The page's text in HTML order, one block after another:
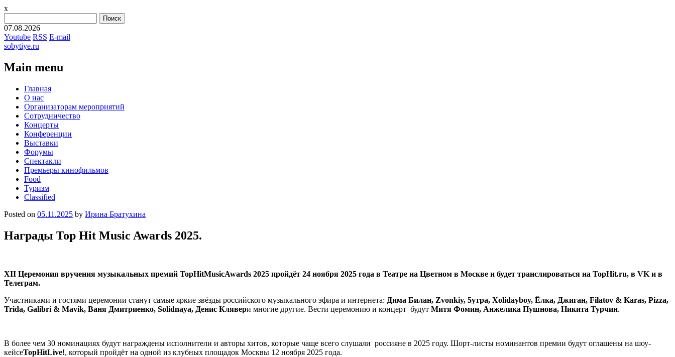
x
07.08.2026
Youtube RSS E-mail
sobytiye.ru
Main menu
Skip
content
Главная
О нас
Организаторам мероприятий
Сотрудничество
Концерты
Конференции
Выставки
Форумы
Спектакли
Премьеры кинофильмов
Food
Туризм
Сlassified
Posted on 05.11.2025 by Ирина Братухина
Награды Top Hit Music Awards 2025.
XII Церемония вручения музыкальных премий TopHitMusicAwards 2025 пройдёт 24 ноября 2025 года в Театре на Цветном в Москве и будет транслироваться на TopHit.ru, в VK и в
Телеграм.
Участниками и гостями церемонии станут самые яркие звёзды российского музыкального эфира и интернета: Дима Билан, Zvonkiy, 5утра, Xolidayboy, Ёлка, Джиган, Filatov & Karas, Pizza,
Trida, Galibri & Mavik, Ваня Дмитриенко, Solidnaya, Денис Клявери многие другие. Вести церемонию и концерт будут Митя Фомин, Анжелика Пушнова, Никита Турчин.
В более чем 30 номинациях будут награждены исполнители и авторы хитов, которые чаще всего слушали россияне в 2025 году. Шорт-листы номинантов премии будут оглашены на шоу-
кейсеTopHitLive!, который пройдёт на одной из клубных площадок Москвы 12 ноября 2025 года.